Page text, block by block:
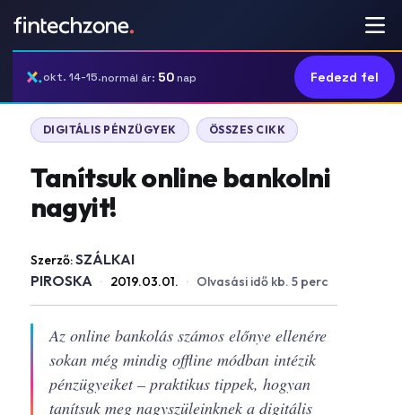
okt. 14-15.normál ár: 50nap Fedezd fel
DIGITÁLIS PÉNZÜGYEK ÖSSZES CIKK
Tanítsuk online bankolni
nagyit!
Szerző:SZÁLKAI
PIROSKA · 2019.03.01. · Olvasási idő kb. 5 perc
Az online bankolás számos előnye ellenére
sokan még mindig offline módban intézik
pénzügyeiket – praktikus tippek, hogyan
tanítsuk meg nagyszüleinknek a digitális